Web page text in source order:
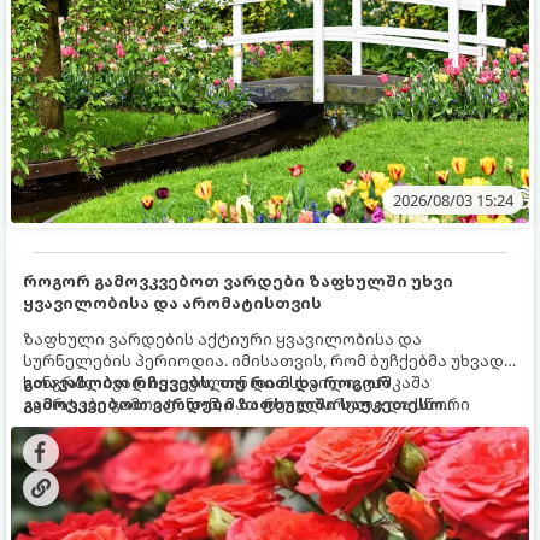
2026/08/03 15:24
როგორ გამოვკვებოთ ვარდები ზაფხულში უხვი
ყვავილობისა და არომატისთვის
ზაფხული ვარდების აქტიური ყვავილობისა და
სურნელების პერიოდია. იმისათვის, რომ ბუჩქებმა უხვად,
ხანგრძლივად იყვავილონ და მსხვილი, კაშკაშა
კვირტები გამოიტანონ, მათ რეგულარული და სწორი
გამოკვება სჭირდებათ. ზაფხულის პერიოდში მცენარის
მოთხოვნილებები იცვლება, ამიტომ მნიშვნელოვანია
ვიცოდეთ, რომელი სასუქები გამოიყენება ამ დროს.
გთავაზობთ რჩევებს, თუ რით და როგორ
გამოვკვებოთ ვარდები ზაფხულში საუკეთესო
შედეგის მისაღწევად: